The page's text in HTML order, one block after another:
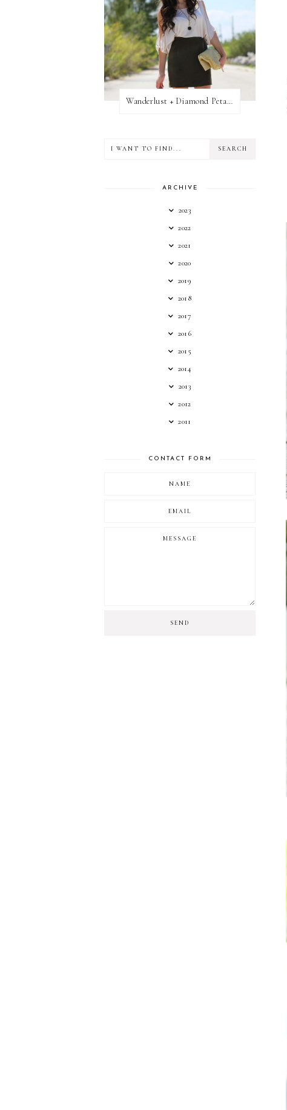
Wanderlust + Diamond Petal Giveaway
ARCHIVE
2023
2022
2021
2020
2019
2018
2017
2016
2015
2014
2013
2012
2011
CONTACT FORM